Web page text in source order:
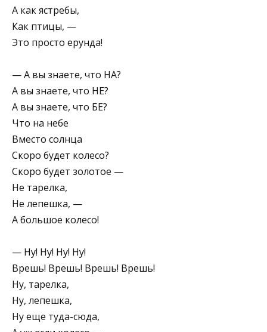
А как ястребы,
Как птицы, —
Это просто ерунда!
— А вы знаете, что НА?
А вы знаете, что НЕ?
А вы знаете, что БЕ?
Что на небе
Вместо солнца
Скоро будет колесо?
Скоро будет золотое —
Не тарелка,
Не лепешка, —
А большое колесо!
— Ну! Ну! Ну! Ну!
Врешь! Врешь! Врешь! Врешь!
Ну, тарелка,
Ну, лепешка,
Ну еще туда-сюда,